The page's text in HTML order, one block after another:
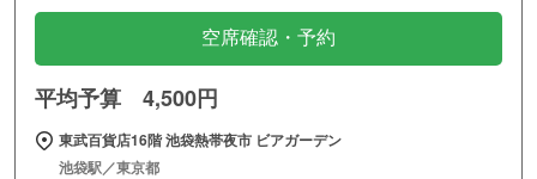
空席確認・予約
平均予算 4,500円
東武百貨店16階 池袋熱帯夜市 ビアガーデン
池袋駅／東京都